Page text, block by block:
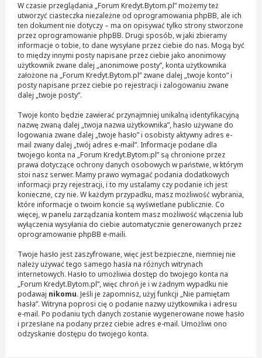
W czasie przeglądania „Forum Kredyt.Bytom.pl” możemy też
utworzyć ciasteczka niezależne od oprogramowania phpBB, ale ich
ten dokument nie dotyczy – ma on opisywać tylko strony stworzone
przez oprogramowanie phpBB. Drugi sposób, w jaki zbieramy
informacje o tobie, to dane wysyłane przez ciebie do nas. Mogą być
to między innymi posty napisane przez ciebie jako anonimowy
użytkownik zwane dalej „anonimowe posty”, konta użytkownika
założone na „Forum Kredyt.Bytom.pl” zwane dalej „twoje konto” i
posty napisane przez ciebie po rejestracji i zalogowaniu zwane
dalej „twoje posty”.
Twoje konto będzie zawierać przynajmniej unikalną identyfikacyjną
nazwę zwaną dalej „twoja nazwa użytkownika”, hasło używane do
logowania zwane dalej „twoje hasło” i osobisty aktywny adres e-
mail zwany dalej „twój adres e-mail”. Informacje podane dla
twojego konta na „Forum Kredyt.Bytom.pl” są chronione przez
prawa dotyczące ochrony danych osobowych w państwie, w którym
stoi nasz serwer. Mamy prawo wymagać podania dodatkowych
informacji przy rejestracji, i to my ustalamy czy podanie ich jest
konieczne, czy nie. W każdym przypadku, masz możliwość wybrania,
które informacje o twoim koncie są wyświetlane publicznie. Co
więcej, w panelu zarządzania kontem masz możliwość włączenia lub
wyłączenia wysyłania do ciebie automatycznie generowanych przez
oprogramowanie phpBB e-maili.
Twoje hasło jest zaszyfrowane, więc jest bezpieczne, niemniej nie
należy używać tego samego hasła na różnych witrynach
internetowych. Hasło to umożliwia dostęp do twojego konta na
„Forum Kredyt.Bytom.pl”, więc chroń je i w żadnym wypadku nie
podawaj nikomu. Jeśli je zapomnisz, użyj funkcji „Nie pamiętam
hasła”. Witryna poprosi cię o podanie nazwy użytkownika i adresu
e-mail. Po podaniu tych danych zostanie wygenerowane nowe hasło
i przesłane na podany przez ciebie adres e-mail. Umożliwi ono
odzyskanie dostępu do twojego konta.